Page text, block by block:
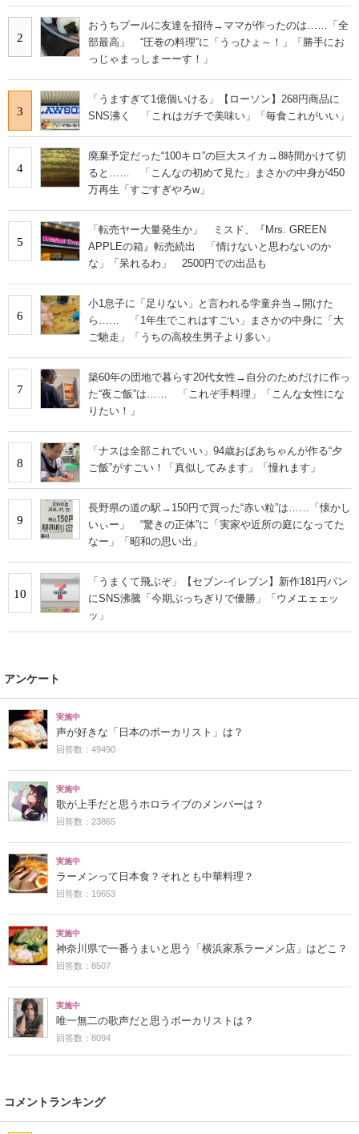
2
おうちプールに友達を招待→ママが作ったのは……「全
部最高」 “圧巻の料理”に「うっひょ～！」「勝手にお
っじゃまっしまーーす！」
3
「うますぎて1億個いける」【ローソン】268円商品に
SNS沸く 「これはガチで美味い」「毎食これがいい」
4
廃棄予定だった“100キロ”の巨大スイカ→8時間かけて切
ると…… 「こんなの初めて見た」まさかの中身が450
万再生「すごすぎやろw」
5
「転売ヤー大量発生か」 ミスド、『Mrs. GREEN
APPLEの箱』転売続出 「情けないと思わないのか
な」「呆れるわ」 2500円での出品も
6
小1息子に「足りない」と言われる学童弁当→開けた
ら…… 「1年生でこれはすごい」まさかの中身に「大
ご馳走」「うちの高校生男子より多い」
7
築60年の団地で暮らす20代女性→自分のためだけに作っ
た“夜ご飯”は…… 「これぞ手料理」「こんな女性にな
りたい！」
8
「ナスは全部これでいい」94歳おばあちゃんが作る“夕
ご飯”がすごい！「真似してみます」「憧れます」
9
長野県の道の駅→150円で買った“赤い粒”は……「懐かし
いぃー」 “驚きの正体”に「実家や近所の庭になってた
なー」「昭和の思い出」
10
「うまくて飛ぶぞ」【セブン‐イレブン】新作181円パン
にSNS沸騰「今期ぶっちぎりで優勝」「ウメエェェッ
ッ」
アンケート
実施中
声が好きな「日本のボーカリスト」は？
回答数：49490
実施中
歌が上手だと思うホロライブのメンバーは？
回答数：23865
実施中
ラーメンって日本食？それとも中華料理？
回答数：19653
実施中
神奈川県で一番うまいと思う「横浜家系ラーメン店」はどこ？
回答数：8507
実施中
唯一無二の歌声だと思うボーカリストは？
回答数：8094
コメントランキング